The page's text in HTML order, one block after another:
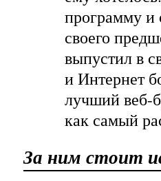
программу и
своего
выпустил в
и Интернет
лучший веб-
как самый
За ним стоит